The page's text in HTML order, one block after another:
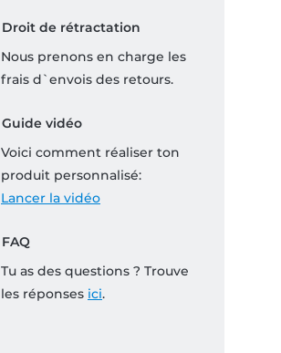
Droit de rétractation
Nous prenons en charge les
frais d`envois des retours.
Guide vidéo
Voici comment réaliser ton
produit personnalisé:
Lancer la vidéo
FAQ
Tu as des questions ? Trouve
les réponses ici.